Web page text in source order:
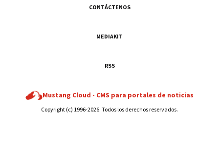
CONTÁCTENOS
MEDIAKIT
RSS
Mustang Cloud - CMS para portales de noticias
Copyright (c) 1996-2026. Todos los derechos reservados.